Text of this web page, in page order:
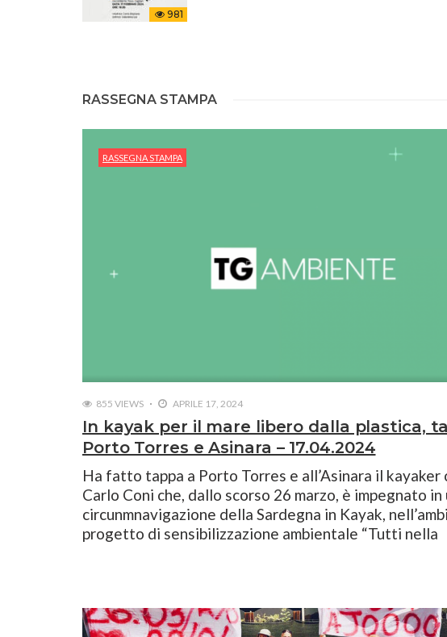
981
RASSEGNA STAMPA
RASSEGNA STAMPA
855 VIEWS APRILE 17, 2024
In kayak per il mare libero dalla plastica,
Porto Torres e Asinara – 17.04.2024
Ha fatto tappa a Porto Torres e all’Asinara il
Carlo Coni che, dallo scorso 26 marzo, è impegnato in
circunmnavigazione della Sardegna in Kayak,
progetto di sensibilizzazione ambientale “Tutti nella